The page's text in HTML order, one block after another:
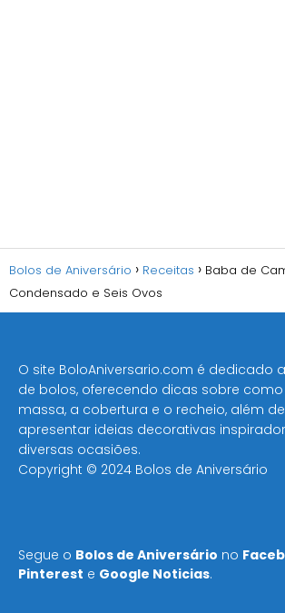
Bolos de Aniversário Receitas
Baba de
Condensado e Seis Ovos
O site BoloAniversario.com é dedicado
de bolos, oferecendo dicas sobre
massa, a cobertura e o recheio, além de
apresentar ideias decorativas
diversas ocasiões​.
Copyright © 2024 Bolos de Aniversário
Segue o Bolos de Aniversário no
Pinterest e Google Noticias.